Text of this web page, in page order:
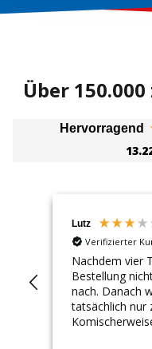
Über
Hervorragend
Lutz
Verifizierter
Nachdem vier
Bestellung
nach. Danach
tatsächlich nur
Bestellung